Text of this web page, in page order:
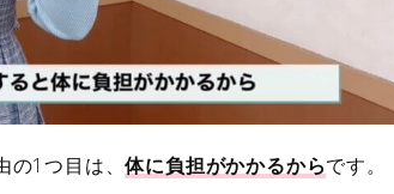
の1つ目は、体に負担がかかるからです。